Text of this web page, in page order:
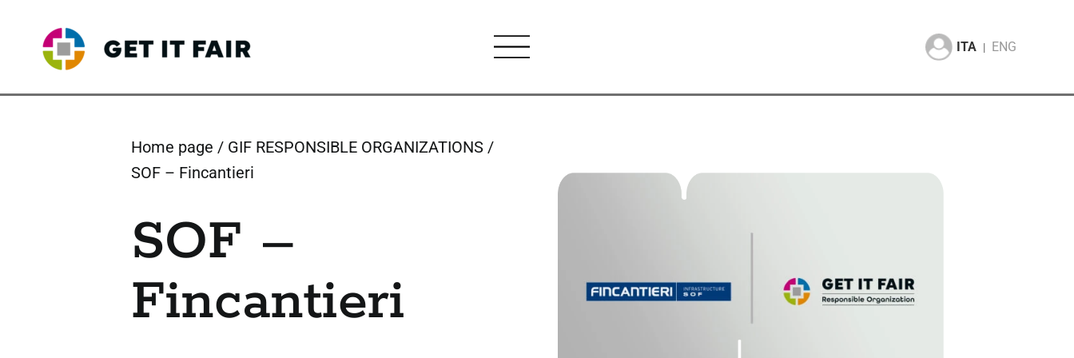
ITA | ENG
Home page
GIF RESPONSIBLE ORGANIZATIONS
SOF – Fincantieri
SOF –
Fincantieri